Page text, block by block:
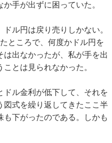
手が出ずに困っていた。
ル円は戻り売りしかない。
ところで、何度かドル円を
は出なかったが、私が手を出
とは見られなかった。
ル金利が低下して、それを
図式を繰り返してきたここ半
下がったのである。しかも